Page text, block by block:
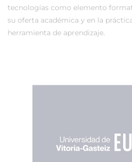
tecnologías como elemento
su oferta académica y en la
herramienta de aprendizaje.